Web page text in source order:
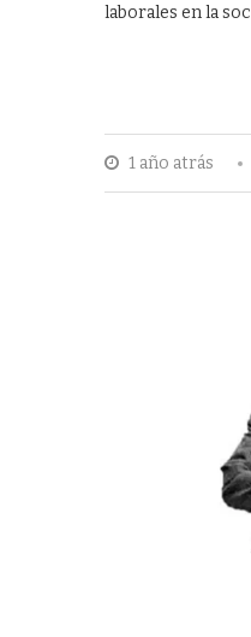
laborales en la
1 año atrás